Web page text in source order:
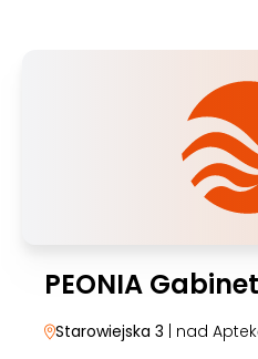
PEONIA
Starowiejska 3 | nad